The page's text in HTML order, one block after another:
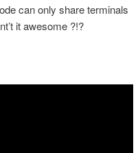
can only share terminals
it awesome ?!?